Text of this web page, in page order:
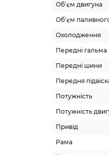
Об'єм двигуна
Об'єм
Охолодження
Передні гальма
Передні шини
Передня
Потужність
Потужність
Привід
Рама